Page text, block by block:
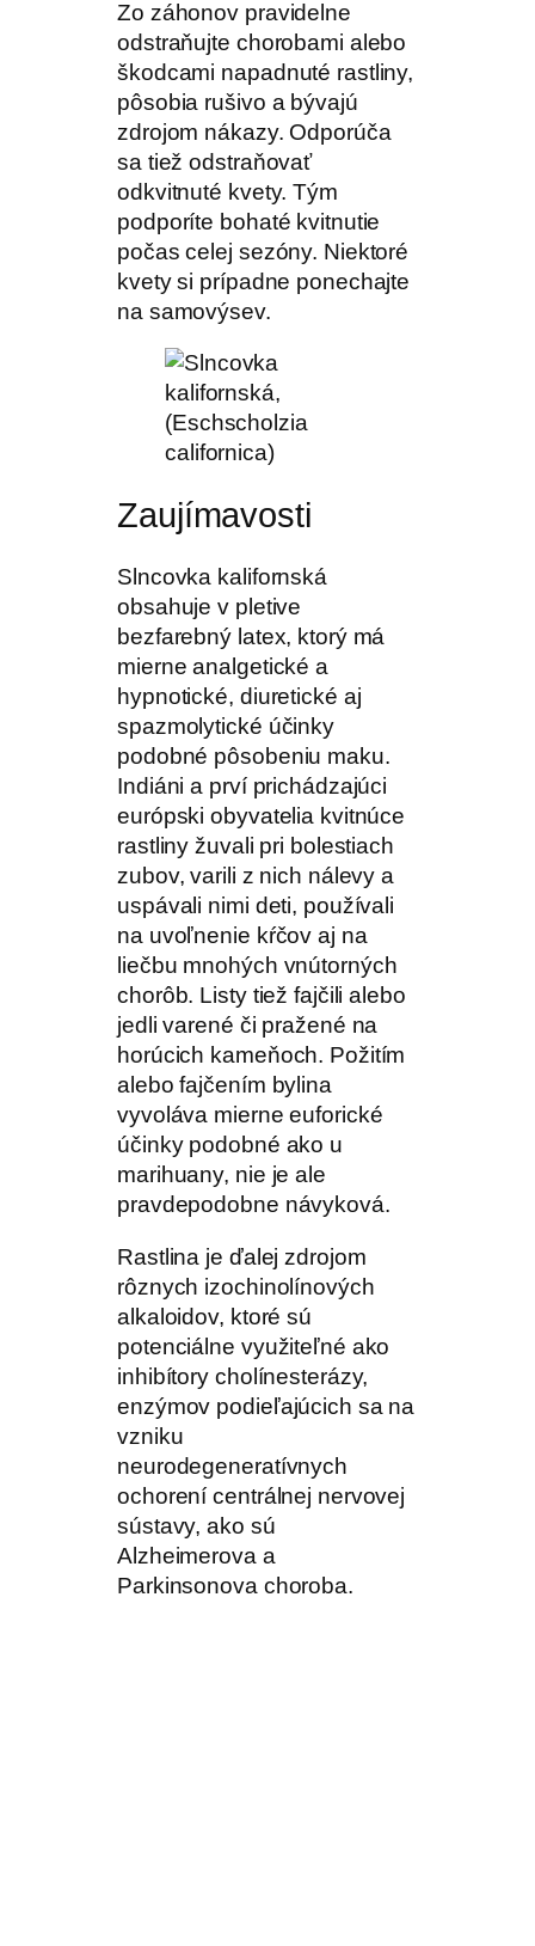
Zo záhonov pravidelne
odstraňujte chorobami alebo
škodcami napadnuté rastliny,
pôsobia rušivo a bývajú
zdrojom nákazy. Odporúča
sa tiež odstraňovať
odkvitnuté kvety. Tým
podporíte bohaté kvitnutie
počas celej sezóny. Niektoré
kvety si prípadne ponechajte
na samovýsev.
Zaujímavosti
Slncovka kalifornská
obsahuje v pletive
bezfarebný latex, ktorý má
mierne analgetické a
hypnotické, diuretické aj
spazmolytické účinky
podobné pôsobeniu maku.
Indiáni a prví prichádzajúci
európski obyvatelia kvitnúce
rastliny žuvali pri bolestiach
zubov, varili z nich nálevy a
uspávali nimi deti, používali
na uvoľnenie kŕčov aj na
liečbu mnohých vnútorných
chorôb. Listy tiež fajčili alebo
jedli varené či pražené na
horúcich kameňoch. Požitím
alebo fajčením bylina
vyvoláva mierne euforické
účinky podobné ako u
marihuany, nie je ale
pravdepodobne návyková.
Rastlina je ďalej zdrojom
rôznych izochinolínových
alkaloidov, ktoré sú
potenciálne využiteľné ako
inhibítory cholínesterázy,
enzýmov podieľajúcich sa na
vzniku
neurodegeneratívnych
ochorení centrálnej nervovej
sústavy, ako sú
Alzheimerova a
Parkinsonova choroba.